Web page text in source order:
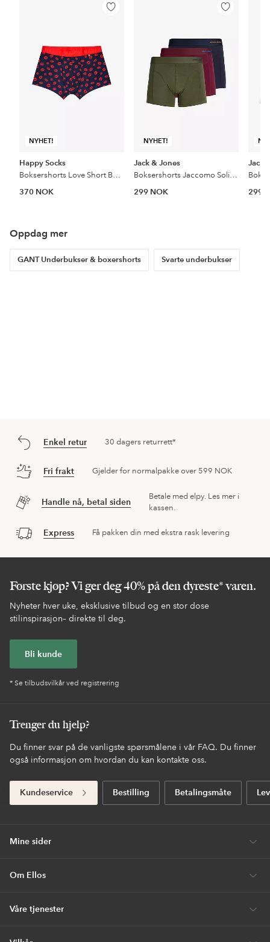
NYHET!
Legg
Happy Socks
Boksershorts Love Short Boxers Gift Set 2-pakning
370 NOK
NYHET!
Legg
Jack & Jones
Boksershorts Jaccomo Solid Bamboo Trunks 3-pakning
299 NOK
Jack
299
Oppdag mer
GANT Underbukser & boxershorts Svarte underbukser
Enkel retur 30 dagers returrett*
Fri frakt Gjelder for normalpakke over 599 NOK
Handle nå, betal siden
Betale med elpy. Les mer i
kassen.
Express Få pakken din med ekstra rask levering
Første kjøp? Vi ger deg 40% på den dyreste* varen.
Nyheter hver uke, eksklusive tilbud og en stor dose
stilinspirasjon– direkte til deg.
Bli kunde
* Se tilbudsvilkår ved registrering
Trenger du hjelp?
Du finner svar på de vanligste spørsmålene i vår FAQ. Du finner
også informasjon om hvordan du kan kontakte oss.
Kundeservice Bestilling Betalingsmåte
Mine sider
Om Ellos
Våre tjenester